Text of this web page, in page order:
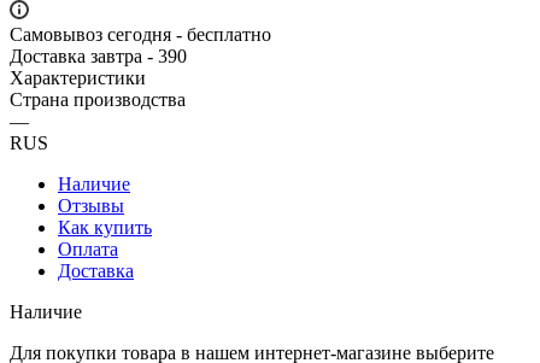
Самовывоз сегодня - бесплатно
Доставка завтра - 390
Характеристики
Страна производства
—
RUS
Наличие
Отзывы
Как купить
Оплата
Доставка
Наличие
Для покупки товара в нашем интернет-магазине выберите